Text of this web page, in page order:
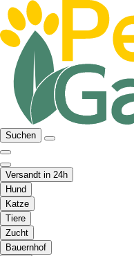
Suchen
Versandt in 24h
Hund
Katze
Tiere
Zucht
Bauernhof